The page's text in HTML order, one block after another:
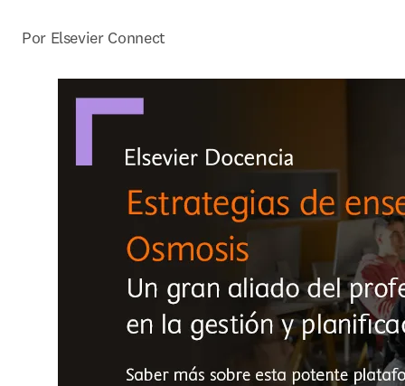
Por Elsevier Connect